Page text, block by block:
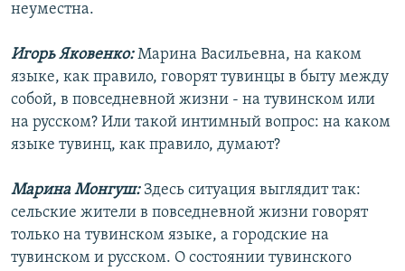
неуместна.
Игорь Яковенко:Марина Васильевна, на каком
языке, как правило, говорят тувинцы в быту между
собой, в повседневной жизни - на тувинском или
на русском? Или такой интимный вопрос: на каком
языке тувинц, как правило, думают?
Марина Монгуш: Здесь ситуация выглядит так:
сельские жители в повседневной жизни говорят
только на тувинском языке, а городские на
тувинском и русском. О состоянии тувинского